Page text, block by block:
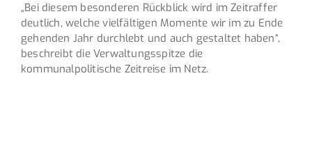
„Bei diesem besonderen Rückblick wird im Zeitraffer
deutlich, welche vielfältigen Momente wir im zu Ende
gehenden Jahr durchlebt und auch gestaltet haben“,
beschreibt die Verwaltungsspitze die
kommunalpolitische Zeitreise im Netz.